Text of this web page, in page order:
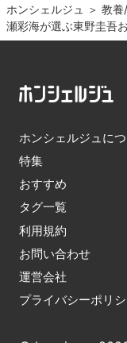
ホンシェルジュ ＞ 教養
瀬彩海が選ぶ東野圭吾
ホンシェルジュに
特集
おすすめ
タグ一覧
利用規約
お問い合わせ
運営会社
プライバシーポリ